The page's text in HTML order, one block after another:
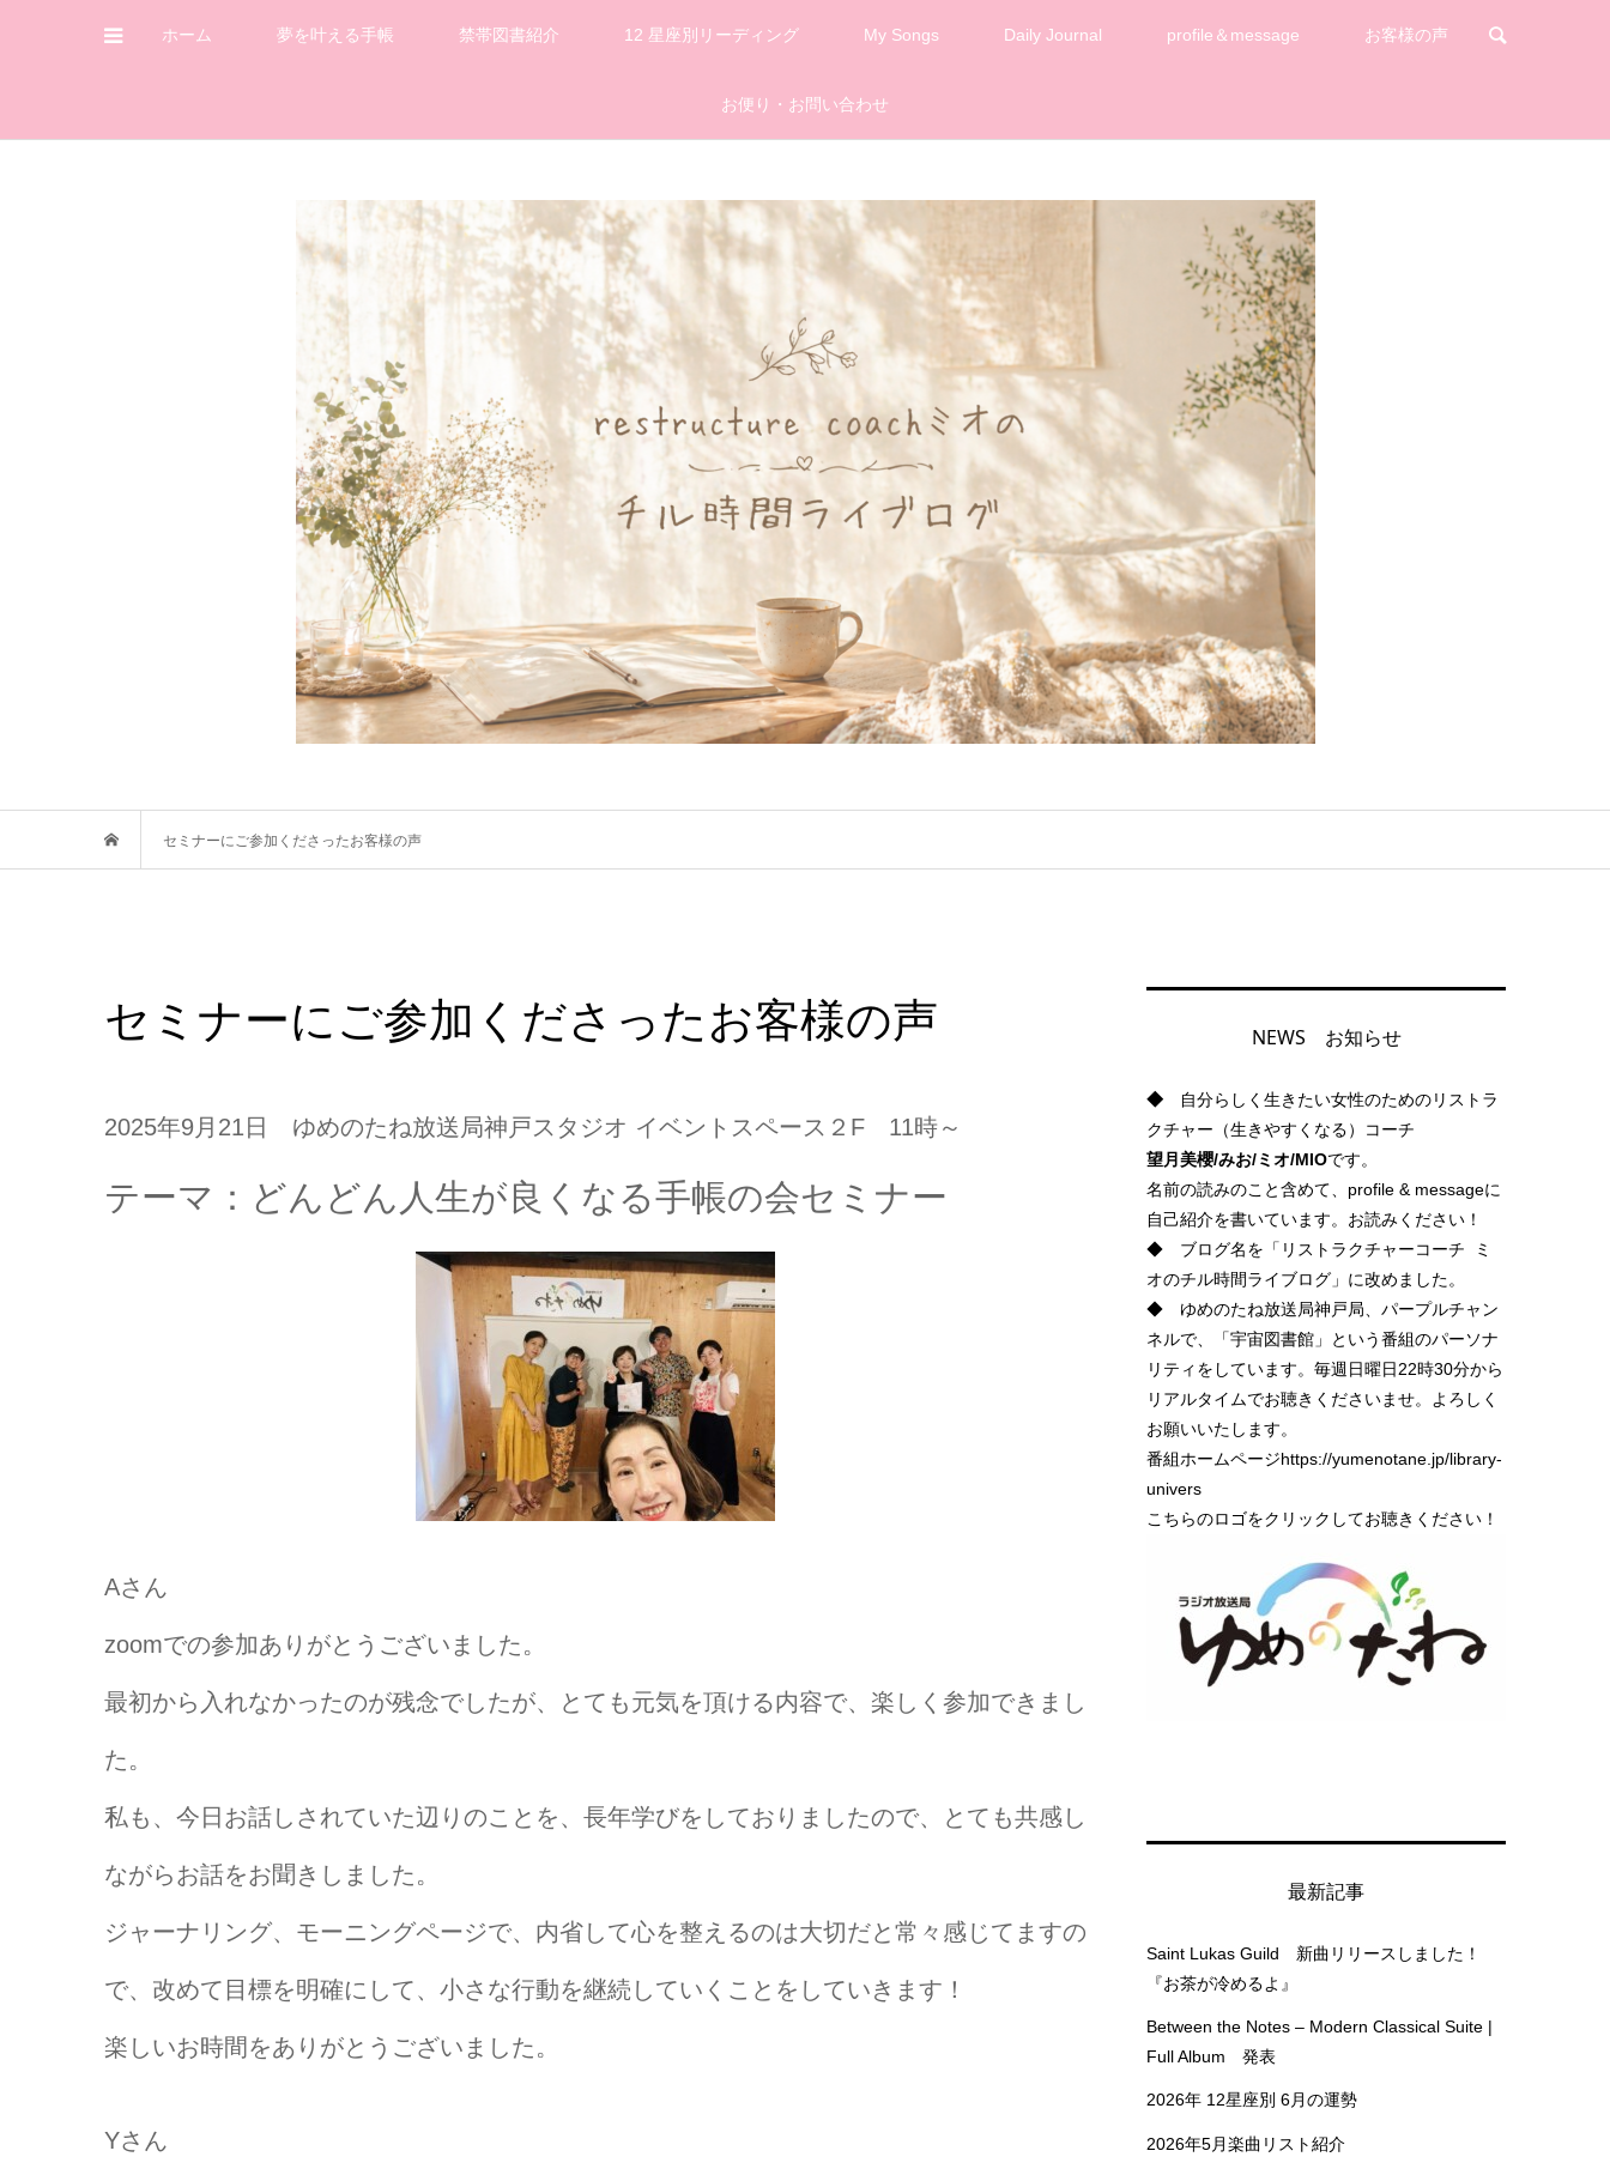
ホーム 夢を叶える手帳 禁帯図書紹介 12 星座別リーディング My Songs Daily Journal profile＆message お客様の声
お便り・お問い合わせ
セミナーにご参加くださったお客様の声
セミナーにご参加くださったお客様の声
2025年9月21日 ゆめのたね放送局神戸スタジオ イベントスペース２F 11時～
テーマ：どんどん人生が良くなる手帳の会セミナー
Aさん
zoomでの参加ありがとうございました。
最初から入れなかったのが残念でしたが、とても元気を頂ける内容で、楽しく参加できまし
た。
私も、今日お話しされていた辺りのことを、長年学びをしておりましたので、とても共感し
ながらお話をお聞きしました。
ジャーナリング、モーニングページで、内省して心を整えるのは大切だと常々感じてますの
で、改めて目標を明確にして、小さな行動を継続していくことをしていきます！
楽しいお時間をありがとうございました。
Yさん
NEWS お知らせ
◆
自分らしく生きたい女性のためのリストラ
クチャー（生きやすくなる）コーチ
望月美櫻/みお/ミオ/MIOです。
名前の読みのこと含めて、profile & messageに
自己紹介を書いています。お読みください！
◆ ブログ名を「リストラクチャーコーチ ミ
オのチル時間ライブログ」に改めました。
◆ ゆめのたね放送局神戸局、パープルチャン
ネルで、「宇宙図書館」という番組のパーソナ
リティをしています。毎週日曜日22時30分から
リアルタイムでお聴きくださいませ。よろしく
お願いいたします。
番組ホームページhttps://yumenotane.jp/library-
univers
こちらのロゴをクリックしてお聴きください！
最新記事
Saint Lukas Guild 新曲リリースしました！
『お茶が冷めるよ』
Between the Notes – Modern Classical Suite |
Full Album 発表
2026年 12星座別 6月の運勢
2026年5月楽曲リスト紹介